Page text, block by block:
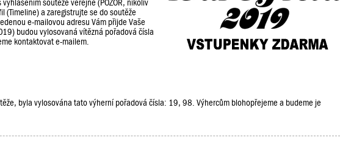
soutěže veřejně (POZOR, nikoliv
(Timeline) a zaregistrujte se do soutěže
e-mailovou adresu Vám přijde Vaše
budou vylosovaná vítězná pořadová čísla
kontaktovat e-mailem.
byla vylosována tato výherní pořadová čísla: 19, 98. Výhercům blohopřejeme a budeme je